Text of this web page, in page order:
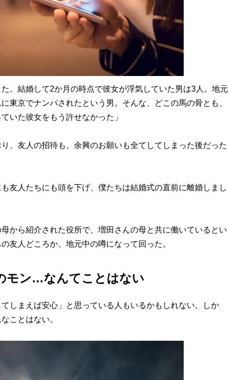
。結婚して2か月の時点で彼女が浮気していた男は3人。地元
東京でナンパされたという男。そんな、どこの馬の骨とも、
いた彼女をもう許せなかった」
、友人の招待も、余興のお願いも全てしてしまった後だった
友人たちにも頭を下げ、僕たちは結婚式の直前に離婚しまし
から紹介された役所で、増田さんの母と共に働いているとい
友人どころか、地元中の噂になって回った。
モン…なんてことはない
しまえば安心」と思っている人もいるかもしれない。しか
ことはない。